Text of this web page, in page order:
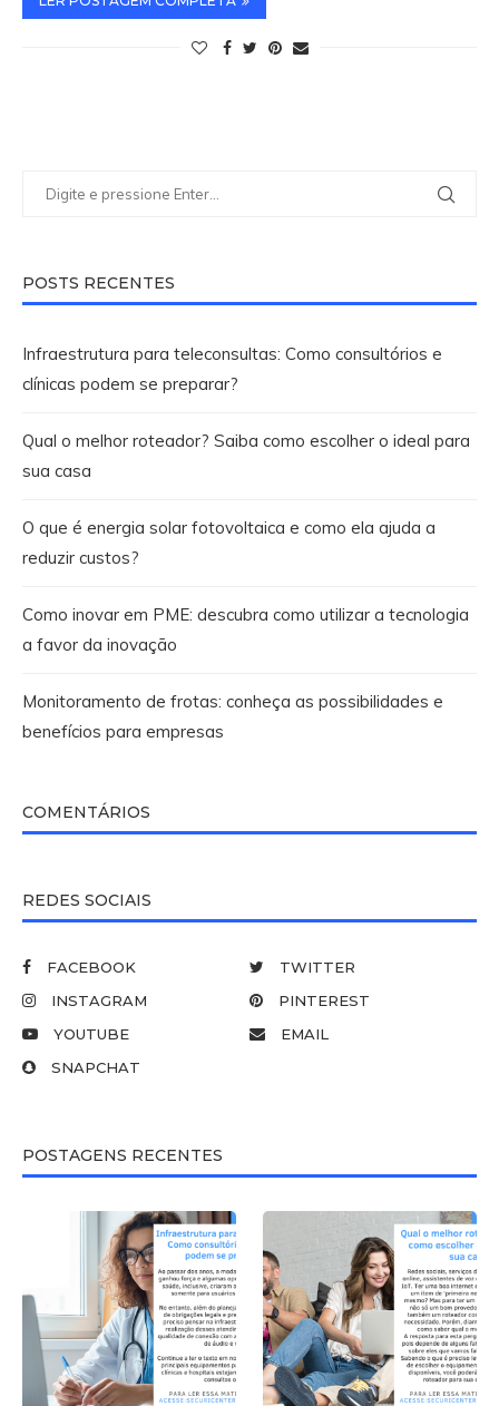
POSTS RECENTES
Infraestrutura para teleconsultas: Como consultórios e
clínicas podem se preparar?
Qual o melhor roteador? Saiba como escolher o ideal para
sua casa
O que é energia solar fotovoltaica e como ela ajuda a
reduzir custos?
Como inovar em PME: descubra como utilizar a tecnologia
a favor da inovação
Monitoramento de frotas: conheça as possibilidades e
benefícios para empresas
COMENTÁRIOS
REDES SOCIAIS
FACEBOOK
TWITTER
INSTAGRAM
PINTEREST
YOUTUBE
EMAIL
SNAPCHAT
POSTAGENS RECENTES